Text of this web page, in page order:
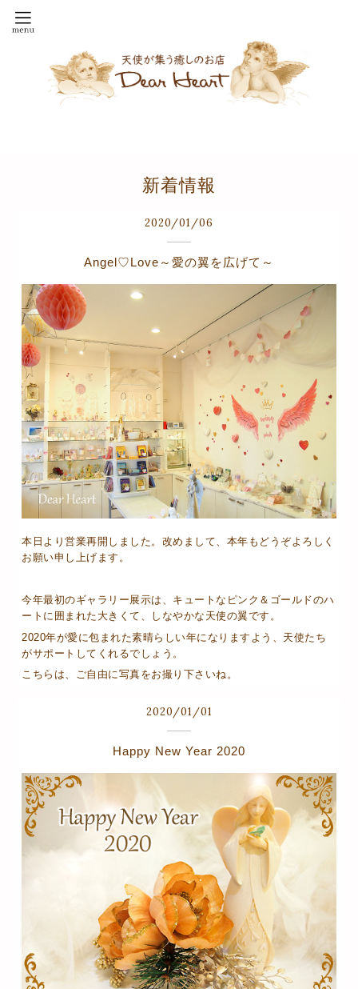
新着情報
2020/01 /06
Angel♡Love～愛の翼を広げて～
本日より営業再開しました。改めまして、本年もどうぞよろしく
お願い申し上げます。
今年最初のギャラリー展示は、キュートなピンク＆ゴールドのハ
ートに囲まれた大きくて、しなやかな天使の翼です。
2020年が愛に包まれた素晴らしい年になりますよう、天使たち
がサポートしてくれるでしょう。
こちらは、ご自由に写真をお撮り下さいね。
2020/01 /01
Happy New Year 2020